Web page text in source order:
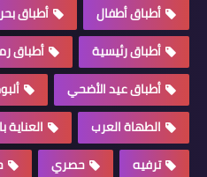
أطباق أطفال أطباق
أطباق رئيسية
أطباق
أطباق عيد الأضحي
الطهاة العرب
العناية
ترفيه
حصري